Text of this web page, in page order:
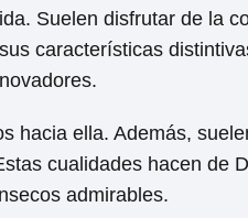
Suelen disfrutar de la
características
hacia ella. Además,
cualidades hacen de
admirables.